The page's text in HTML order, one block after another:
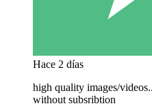
Hace 2 días
high quality images/
without subsribtion